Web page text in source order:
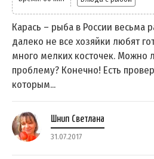
Карась – рыба в России весьма
далеко не все хозяйки любят
много мелких косточек. Можно
проблему? Конечно! Есть
которым...
Шнип Светлана
31.07.2017